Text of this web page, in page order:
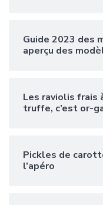
Guide 2023 des
aperçu des
Les raviolis frais
truffe, c’est or-
Pickles de
l’apéro